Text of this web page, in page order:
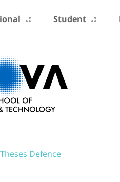
Student
Theses Defence